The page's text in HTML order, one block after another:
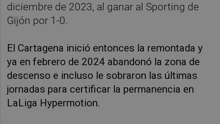
diciembre de 2023, al ganar al Sporting de
Gijón por 1-0.
El Cartagena inició entonces la remontada y
ya en febrero de 2024 abandonó la zona de
descenso e incluso le sobraron las últimas
jornadas para certificar la permanencia en
LaLiga Hypermotion.